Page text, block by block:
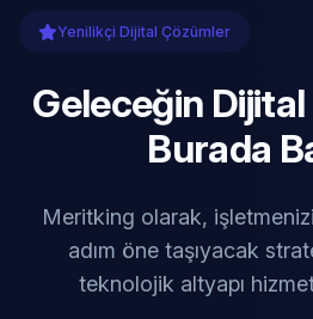
Yenilikçi Dijital Çözümler
Geleceğin Dijital
Burada
Meritking olarak,
adım öne taşıyacak
teknolojik altyapı